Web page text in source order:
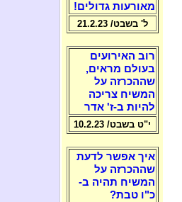
מאורעות גדולים!
ל' בשבט/ 21.2.23
רוב האירועים
בעולם מראים,
שההכרזה על
המשיח צריכה
להיות ב-ז' אדר
י"ט בשבט/ 10.2.23
איך אפשר לדעת
שההכרזה על
המשיח תהיה ב-
כ"ו טבת?